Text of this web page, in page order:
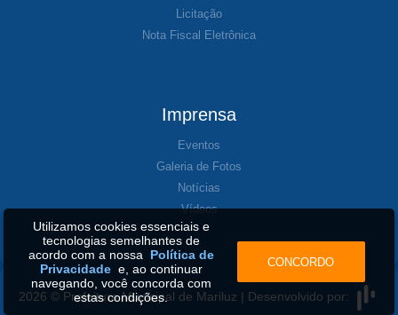
Licitação
Nota Fiscal Eletrônica
Imprensa
Eventos
Galeria de Fotos
Notícias
Vídeos
2026 © Prefeitura Municipal de Mariluz | Desenvolvido por:
Utilizamos cookies essenciais e
tecnologias semelhantes de
acordo com a nossa Política de
Privacidadee, ao continuar
navegando, você concorda com
estas condições.
CONCORDO